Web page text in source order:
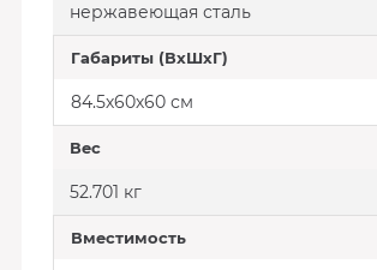
нержавеющая сталь
Габариты (ВхШхГ)
84.5х60х60 см
Вес
52.701 кг
Вместимость